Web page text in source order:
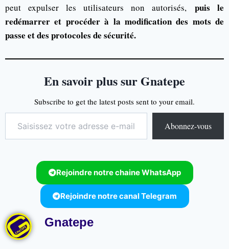
peut expulser les utilisateurs non autorisés, puis le
redémarrer et procéder à la modification des mots de
passe et des protocoles de sécurité.
En savoir plus sur Gnatepe
Subscribe to get the latest posts sent to your email.
Abonnez-vous
Rejoindre notre chaine WhatsApp
Rejoindre notre canal Telegram
Gnatepe